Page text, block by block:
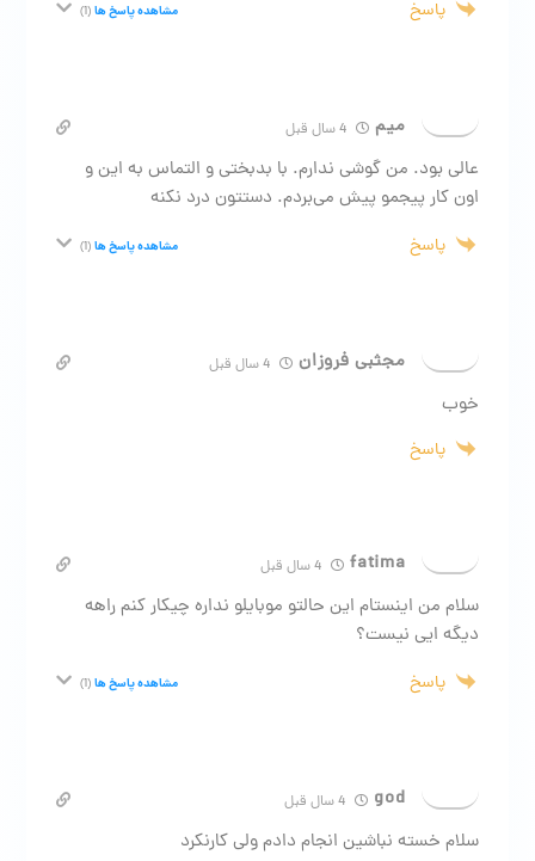
پاسخ مشاهده پاسخ ها(1)
میم
عالی بود. من گوشی ندارم. با بدبختی و التماس به این و
اون کار پیجمو پیش می‌بردم. دستتون درد نکنه
پاسخ مشاهده پاسخ ها(1)
مجثبی فروزان
خوب
پاسخ
fatima
سلام من اینستام این حالتو موبایلو نداره چیکار کنم راهه
دیگه ایی نیست؟
پاسخ مشاهده پاسخ ها(1)
god
سلام خسته نباشین انجام دادم ولی کارنکرد